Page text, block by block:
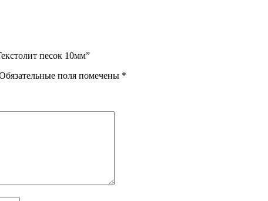
песок 10мм”
поля помечены *